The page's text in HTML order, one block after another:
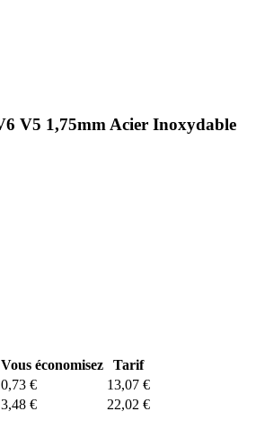
V5 1,75mm Acier Inoxydable
Vous économisez
Tarif
0,73 €
13,07 €
3,48 €
22,02 €